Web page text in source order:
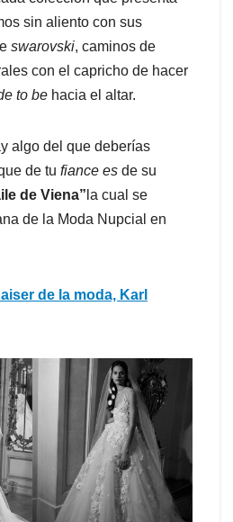
sin aliento con sus
swarovski, caminos de
con el capricho de hacer
to be hacia el altar.
algo del que deberías
de tu fiance es de su
de Viena” la cual se
de la Moda Nupcial en
de la moda, Karl